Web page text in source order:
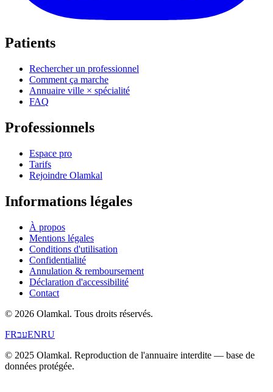
Patients
Rechercher un professionnel
Comment ça marche
Annuaire ville × spécialité
FAQ
Professionnels
Espace pro
Tarifs
Rejoindre Olamkal
Informations légales
À propos
Mentions légales
Conditions d'utilisation
Confidentialité
Annulation & remboursement
Déclaration d'accessibilité
Contact
© 2026 Olamkal. Tous droits réservés.
FRעבENRU
© 2025 Olamkal. Reproduction de l'annuaire interdite — base de
données protégée.